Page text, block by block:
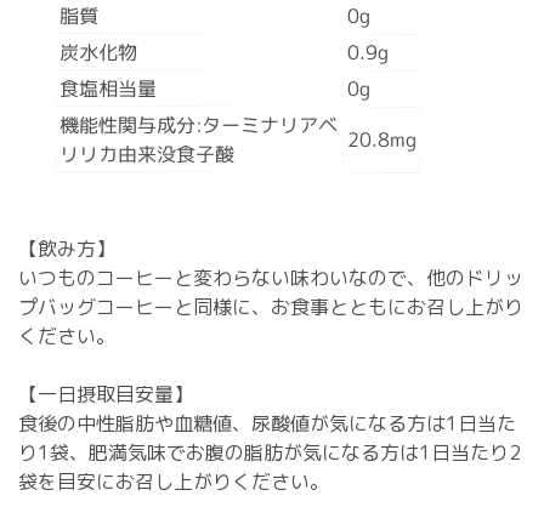
脂質 0g
炭水化物 0.9g
食塩相当量 0g
機能性関与成分:ターミナリアベ
リリカ由来没食子酸
20.8mg
【飲み方】
いつものコーヒーと変わらない味わいなので、他のドリッ
プバッグコーヒーと同様に、お食事とともにお召し上がり
ください。
【一日摂取目安量】
食後の中性脂肪や血糖値、尿酸値が気になる方は1日当た
り1袋、肥満気味でお腹の脂肪が気になる方は1日当たり2
袋を目安にお召し上がりください。